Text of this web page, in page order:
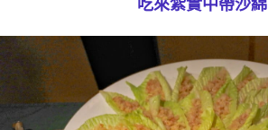
吃來紮實中帶沙綿